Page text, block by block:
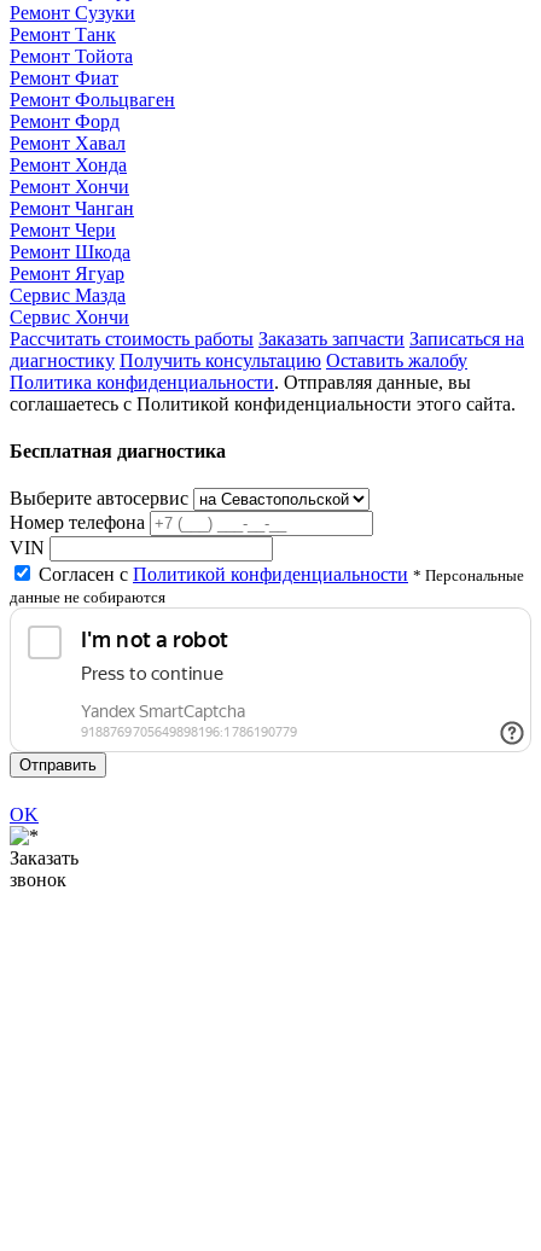
Ремонт Сузуки
Ремонт Танк
Ремонт Тойота
Ремонт Фиат
Ремонт Фольцваген
Ремонт Форд
Ремонт Хавал
Ремонт Хонда
Ремонт Хончи
Ремонт Чанган
Ремонт Чери
Ремонт Шкода
Ремонт Ягуар
Сервис Мазда
Сервис Хончи
Рассчитать стоимость работы Заказать запчасти Записаться на
диагностику Получить консультацию Оставить жалобу
Политика конфиденциальности. Отправляя данные, вы
соглашаетесь с Политикой конфиденциальности этого сайта.
Бесплатная диагностика
Выберите автосервис
Номер телефона
VIN
Согласен с Политикой конфиденциальности * Персональные
данные не собираются
Отправить
OK
Заказать
звонок